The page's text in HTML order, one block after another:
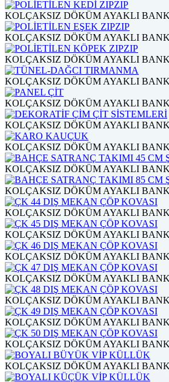
KOLÇAKSIZ DÖKÜM AYAKLI
KOLÇAKSIZ DÖKÜM AYAKLI
KOLÇAKSIZ DÖKÜM AYAKLI
KOLÇAKSIZ DÖKÜM AYAKLI
KOLÇAKSIZ DÖKÜM AYAKLI
KOLÇAKSIZ DÖKÜM AYAKLI
KOLÇAKSIZ DÖKÜM AYAKLI
KOLÇAKSIZ DÖKÜM AYAKLI
KOLÇAKSIZ DÖKÜM AYAKLI
KOLÇAKSIZ DÖKÜM AYAKLI
KOLÇAKSIZ DÖKÜM AYAKLI
KOLÇAKSIZ DÖKÜM AYAKLI
KOLÇAKSIZ DÖKÜM AYAKLI
KOLÇAKSIZ DÖKÜM AYAKLI
KOLÇAKSIZ DÖKÜM AYAKLI
KOLÇAKSIZ DÖKÜM AYAKLI
KOLÇAKSIZ DÖKÜM AYAKLI